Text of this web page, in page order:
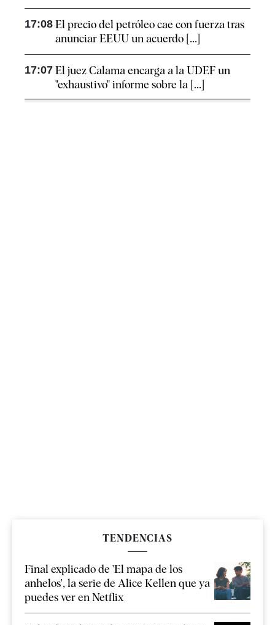
17:08 El precio del petróleo cae con fuerza tras
anunciar EEUU un acuerdo [...]
17:07 El juez Calama encarga a la UDEF un
"exhaustivo" informe sobre la [...]
TENDENCIAS
Final explicado de 'El mapa de los
anhelos', la serie de Alice Kellen que ya
puedes ver en Netflix